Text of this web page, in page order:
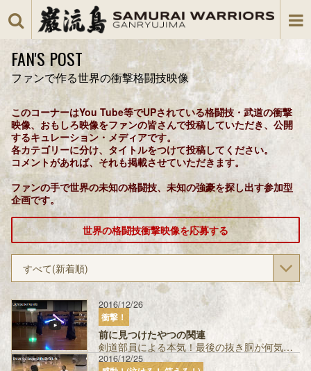
FAN'S POST
ファンで作る世界の衝撃格闘技映像
このコーナーはYou Tube等でUPされている格闘技・武道の衝撃
映像、おもしろ映像をファンの皆さんで投稿していただき、公開
するキュレーション・メディアです。
各カテゴリーに分け、タイトルをつけて投稿してください。
コメントがあれば、それも掲載させていただきます。
ファンの手で世界の未知の格闘技、未知の強豪を探し出す参加型
企画です。
世界の格闘技衝撃映像を応募する
すべて(新着順)
2016/12/26
衝撃！
前に見つけたやつの関連
剣道部員による本気！最後の抜き胴が何気に鮮やかw 投稿者：アナ...
2016/12/25